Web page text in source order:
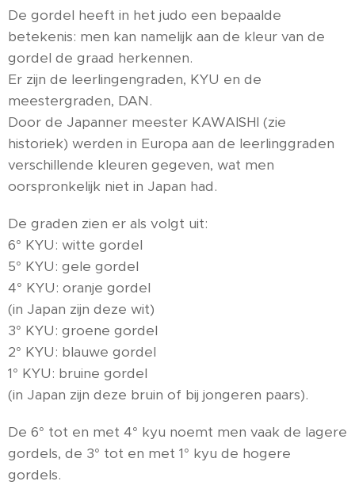
De gordel heeft in het judo een bepaalde
betekenis: men kan namelijk aan de kleur van de
gordel de graad herkennen.
Er zijn de leerlingengraden, KYU en de
meestergraden, DAN.
Door de Japanner meester KAWAISHI (zie
historiek) werden in Europa aan de leerlinggraden
verschillende kleuren gegeven, wat men
oorspronkelijk niet in Japan had.
De graden zien er als volgt uit:
6° KYU: witte gordel
5° KYU: gele gordel
4° KYU: oranje gordel
(in Japan zijn deze wit)
3° KYU: groene gordel
2° KYU: blauwe gordel
1° KYU: bruine gordel
(in Japan zijn deze bruin of bij jongeren paars).
De 6° tot en met 4° kyu noemt men vaak de lagere
gordels, de 3° tot en met 1° kyu de hogere
gordels.